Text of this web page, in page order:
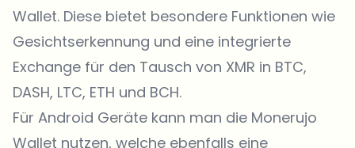
Wallet. Diese bietet besondere Funktionen wie
Gesichtserkennung und eine integrierte
Exchange für den Tausch von XMR in BTC,
DASH, LTC, ETH und BCH.
Für Android Geräte kann man die Monerujo
Wallet nutzen, welche ebenfalls eine